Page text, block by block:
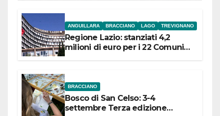
ANGUILLARA BRACCIANO LAGO TREVIGNANO
Regione Lazio: stanziati 4,2
milioni di euro per i 22 Comuni
BRACCIANO
Bosco di San Celso: 3-4
settembre Terza edizione